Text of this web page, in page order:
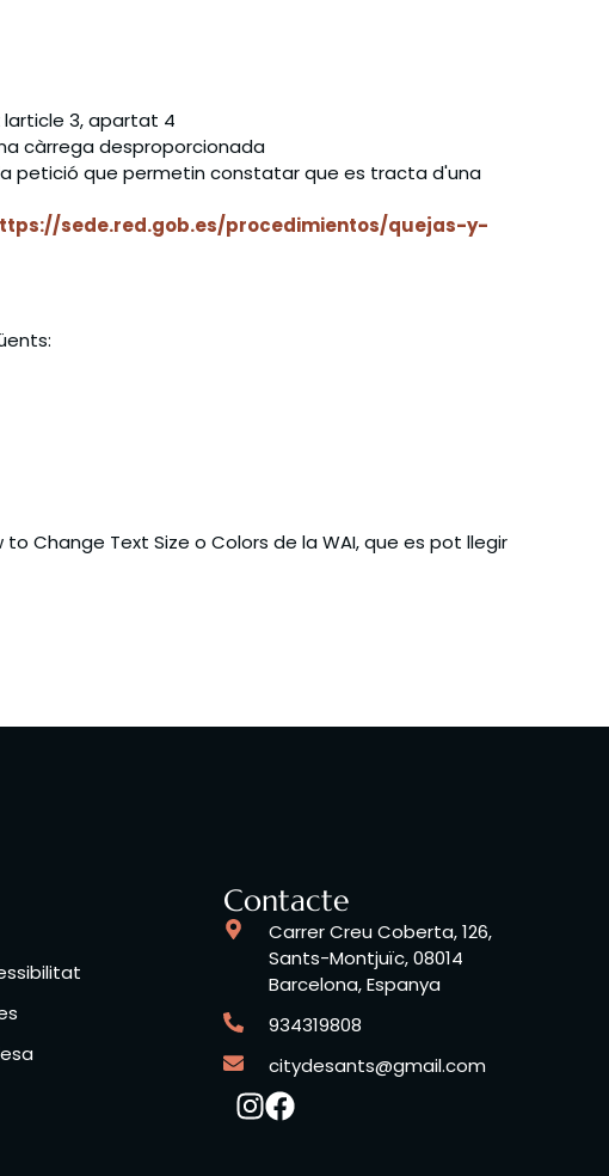
larticle 3, apartat 4
càrrega desproporcionada
petició que permetin constatar que es tracta d'una
sede.red.gob.es/procedimientos/quejas-y-
Change Text Size o Colors de la WAI, que es pot llegir
Contacte
Carrer Creu Coberta, 126,
Sants-Montjuïc, 08014
Barcelona, Espanya
934319808
citydesants@gmail.com